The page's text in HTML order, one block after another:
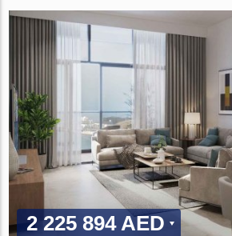
2 225 894 AED